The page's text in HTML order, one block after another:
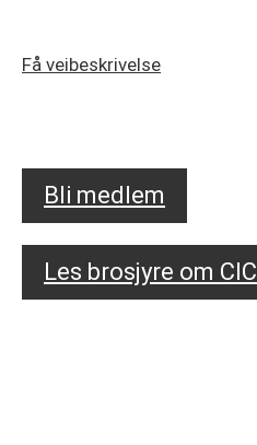
Få veibeskrivelse
Bli medlem
Les brosjyre om CIC